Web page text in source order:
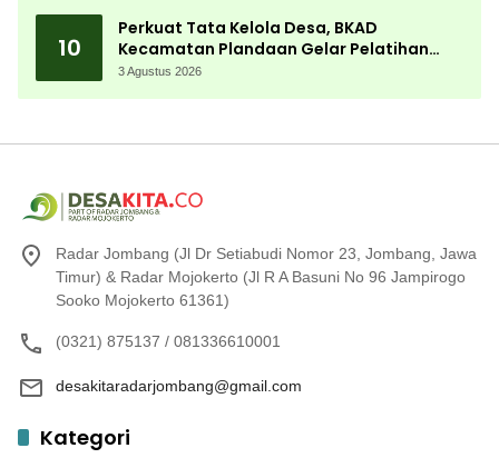
10
Perkuat Tata Kelola Desa, BKAD
Kecamatan Plandaan Gelar Pelatihan
Aparatur Pemdes
3 Agustus 2026
Radar Jombang (Jl Dr Setiabudi Nomor 23, Jombang, Jawa
Timur) & Radar Mojokerto (Jl R A Basuni No 96 Jampirogo
Sooko Mojokerto 61361)
(0321) 875137 / 081336610001
desakitaradarjombang@gmail.com
Kategori